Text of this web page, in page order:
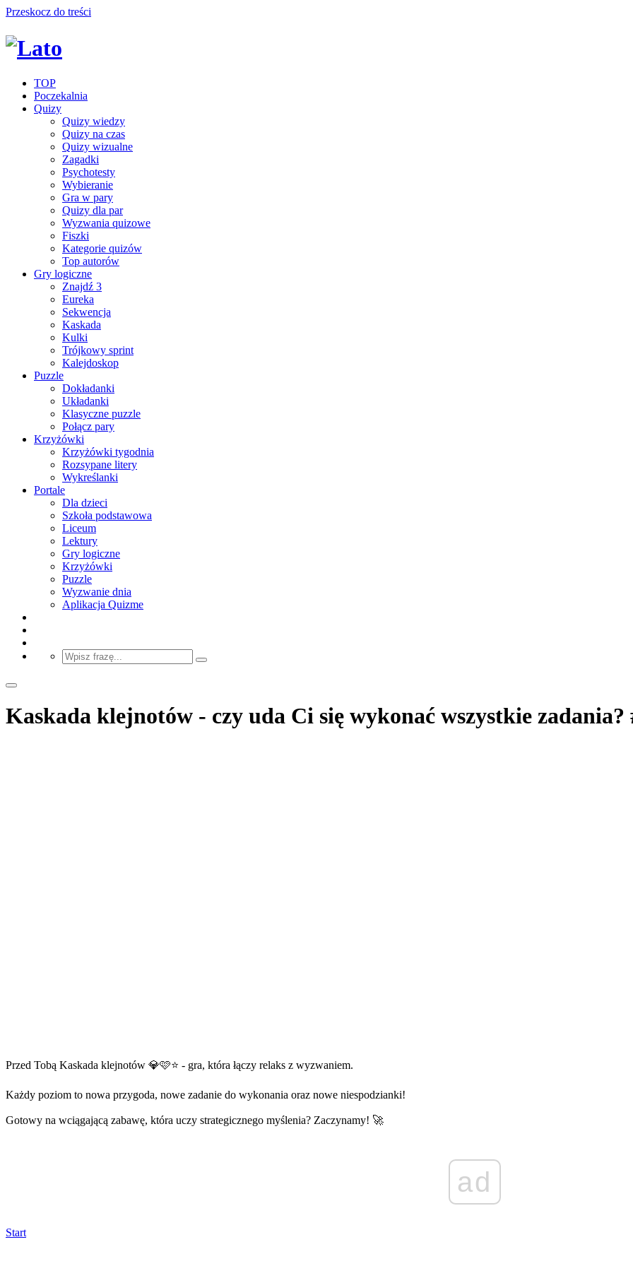
Przeskocz do treści
TOP
Poczekalnia
Quizy
Quizy wiedzy
Quizy na czas
Quizy wizualne
Zagadki
Psychotesty
Wybieranie
Gra w pary
Quizy dla par
Wyzwania quizowe
Fiszki
Kategorie quizów
Top autorów
Gry logiczne
Znajdź 3
Eureka
Sekwencja
Kaskada
Kulki
Trójkowy sprint
Kalejdoskop
Puzzle
Dokładanki
Układanki
Klasyczne puzzle
Połącz pary
Krzyżówki
Krzyżówki tygodnia
Rozsypane litery
Wykreślanki
Portale
Dla dzieci
Szkoła podstawowa
Liceum
Lektury
Gry logiczne
Krzyżówki
Puzzle
Wyzwanie dnia
Aplikacja Quizme
Kaskada klejnotów - czy uda Ci się wykonać wszystkie zadania?
Przed Tobą Kaskada klejnotów 💎🩷⭐ - gra, która łączy relaks z wyzwaniem.
Każdy poziom to nowa przygoda, nowe zadanie do wykonania oraz nowe niespodzianki!
Gotowy na wciągającą zabawę, która uczy strategicznego myślenia? Zaczynamy! 🚀
ad
Start